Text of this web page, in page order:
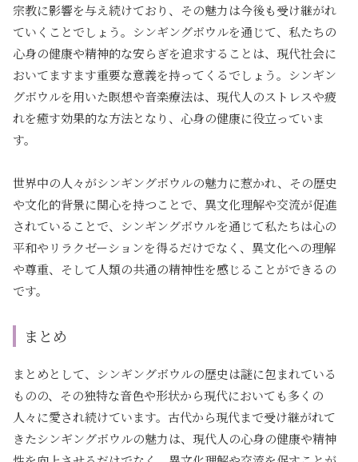
宗教に影響を与え続けており、その魅力は今後も受け継がれ
ていくことでしょう。シンギングボウルを通じて、私たちの
心身の健康や精神的な安らぎを追求することは、現代社会に
おいてますます重要な意義を持ってくるでしょう。シンギン
グボウルを用いた瞑想や音楽療法は、現代人のストレスや疲
れを癒す効果的な方法となり、心身の健康に役立っていま
す。
世界中の人々がシンギングボウルの魅力に惹かれ、その歴史
や文化的背景に関心を持つことで、異文化理解や交流が促進
されていることで、シンギングボウルを通じて私たちは心の
平和やリラクゼーションを得るだけでなく、異文化への理解
や尊重、そして人類の共通の精神性を感じることができるの
です。
まとめ
まとめとして、シンギングボウルの歴史は謎に包まれている
ものの、その独特な音色や形状から現代においても多くの
人々に愛され続けています。古代から現代まで受け継がれて
きたシンギングボウルの魅力は、現代人の心身の健康や精神